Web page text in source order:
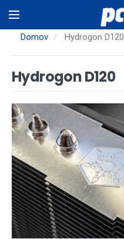
na
hlavnýDomov Hydrogon D120
Hydrogon D120